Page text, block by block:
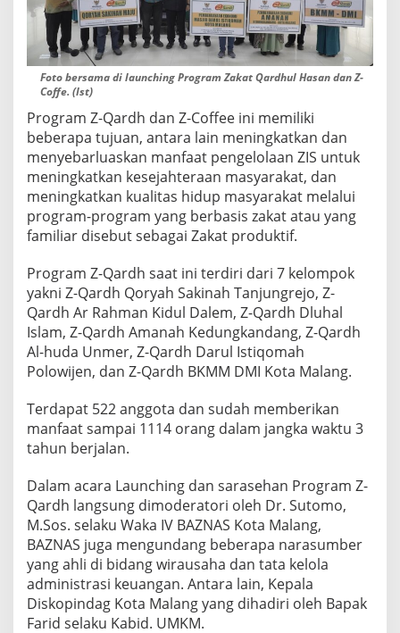
Foto bersama di launching Program Zakat Qardhul Hasan dan Z-
Coffe. (Ist)
Program Z-Qardh dan Z-Coffee ini memiliki
beberapa tujuan, antara lain meningkatkan dan
menyebarluaskan manfaat pengelolaan ZIS untuk
meningkatkan kesejahteraan masyarakat, dan
meningkatkan kualitas hidup masyarakat melalui
program-program yang berbasis zakat atau yang
familiar disebut sebagai Zakat produktif.
Program Z-Qardh saat ini terdiri dari 7 kelompok
yakni Z-Qardh Qoryah Sakinah Tanjungrejo, Z-
Qardh Ar Rahman Kidul Dalem, Z-Qardh Dluhal
Islam, Z-Qardh Amanah Kedungkandang, Z-Qardh
Al-huda Unmer, Z-Qardh Darul Istiqomah
Polowijen, dan Z-Qardh BKMM DMI Kota Malang.
Terdapat 522 anggota dan sudah memberikan
manfaat sampai 1114 orang dalam jangka waktu 3
tahun berjalan.
Dalam acara Launching dan sarasehan Program Z-
Qardh langsung dimoderatori oleh Dr. Sutomo,
M.Sos. selaku Waka IV BAZNAS Kota Malang,
BAZNAS juga mengundang beberapa narasumber
yang ahli di bidang wirausaha dan tata kelola
administrasi keuangan. Antara lain, Kepala
Diskopindag Kota Malang yang dihadiri oleh Bapak
Farid selaku Kabid. UMKM.